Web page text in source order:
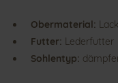
Obermaterial:
Futter: Lederfutter
Sohlentyp: